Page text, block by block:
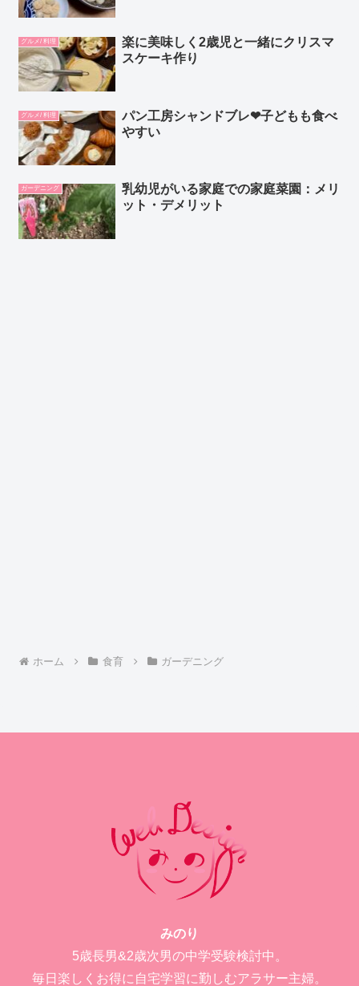
グルメ/ 料理
楽に美味しく2歳児と一緒にクリスマ
スケーキ作り
グルメ/ 料理
パン工房シャンドブレ❤︎子どもも食べ
やすい
ガーデニング
乳幼児がいる家庭での家庭菜園：メリ
ット・デメリット
ホーム 食育 ガーデニング
みのり
5歳長男&2歳次男の中学受験検討中。
毎日楽しくお得に自宅学習に勤しむアラサー主婦。